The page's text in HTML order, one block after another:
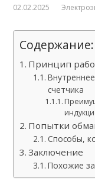
02.02.2025
Содержание:
Принцип
счетчика
Попытки
Способы,
Заключение
Похожие